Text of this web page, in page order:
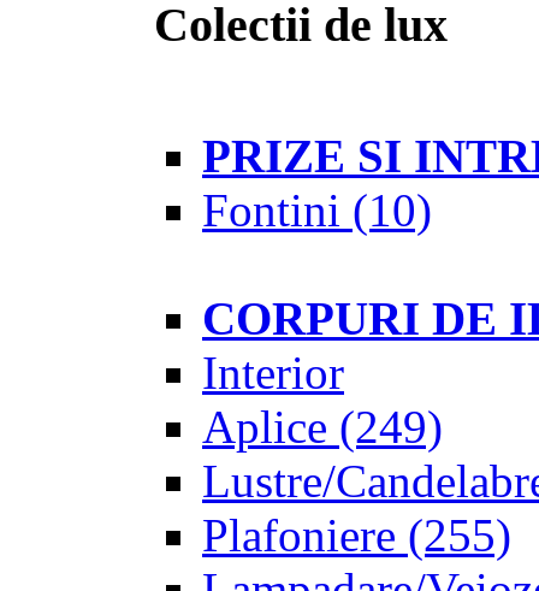
Colectii de lux
PRIZE SI
Fontini (10)
CORPURI DE
Interior
Aplice (249)
Lustre/
Plafoniere (255)